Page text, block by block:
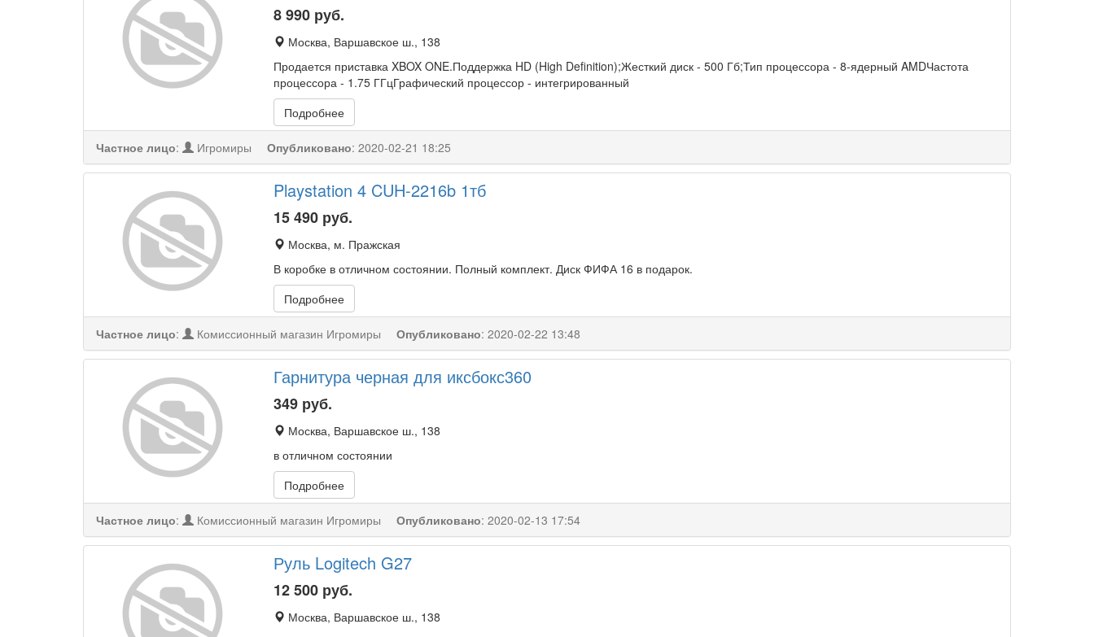
8 990 руб.
Москва, Варшавское ш., 138
Продается приставка XBOX ONE.Поддержка HD (High Definition);Жесткий диск - 500 Гб;Тип процессора - 8-ядерный AMDЧастота
процессора - 1.75 ГГцГрафический процессор - интегрированный
Подробнее
Частное лицо: Игромиры Опубликовано: 2020-02-21 18:25
Playstation 4 CUH-2216b 1тб
15 490 руб.
Москва, м. Пражская
В коробке в отличном состоянии. Полный комплект. Диск ФИФА 16 в подарок.
Подробнее
Частное лицо: Комиссионный магазин Игромиры Опубликовано: 2020-02-22 13:48
Гарнитура черная для иксбокс360
349 руб.
Москва, Варшавское ш., 138
в отличном состоянии
Подробнее
Частное лицо: Комиссионный магазин Игромиры Опубликовано: 2020-02-13 17:54
Руль Logitech G27
12 500 руб.
Москва, Варшавское ш., 138